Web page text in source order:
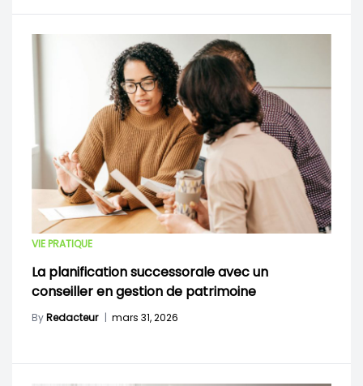
VIE PRATIQUE
La planification successorale avec un
conseiller en gestion de patrimoine
ByRedacteur | mars 31, 2026